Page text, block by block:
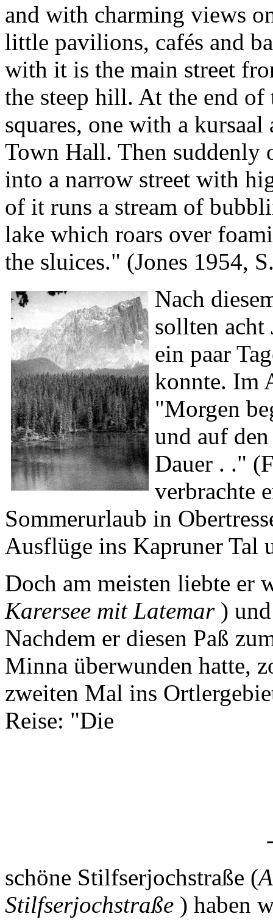
and with charming views
little pavilions, cafés and
with it is the main street
the steep hill. At the end of
squares, one with a
Town Hall. Then suddenly
into a narrow street with
of it runs a stream of
lake which roars over
the sluices." (Jones 1954,
Nach
sollten acht
ein paar
konnte. Im
"Morgen
und auf
Dauer . ."
verbrachte
Sommerurlaub in
Ausflüge ins Kapruner Tal
Doch am meisten liebte er
Karersee mit Latemar )
Nachdem er diesen Paß
Minna überwunden hatte,
zweiten Mal ins
Reise: "Die
schöne Stilfserjochstraße (
Stilfserjochstraße ) haben